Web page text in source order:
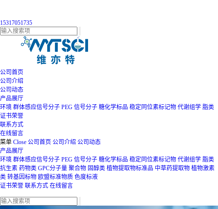
15317051735
公司首页
公司介绍
公司动态
产品展厅
环境 群体感应信号分子 PEG 信号分子 糖化学标品 稳定同位素标记物 代谢组学 脂类
证书荣誉
联系方式
在线留言
菜单 Close 公司首页 公司介绍 公司动态
产品展厅
环境 群体感应信号分子 PEG 信号分子 糖化学标品 稳定同位素标记物 代谢组学 脂类
抗生素 药物类 GPC分子量 聚合物 固醇类 植物提取物标准品 中草药提取物 植物激素
类 转基因标物 欧盟标准物质 色度标液
证书荣誉 联系方式 在线留言